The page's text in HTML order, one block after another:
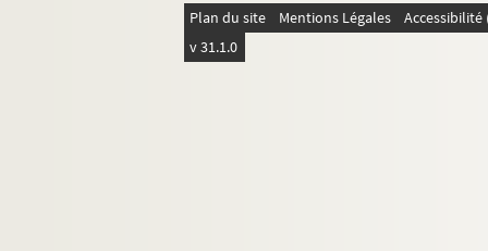
Plan du site Mentions Légales
v 31.1.0